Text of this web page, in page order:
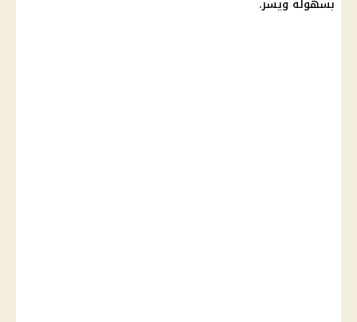
بسهولة ويسر.